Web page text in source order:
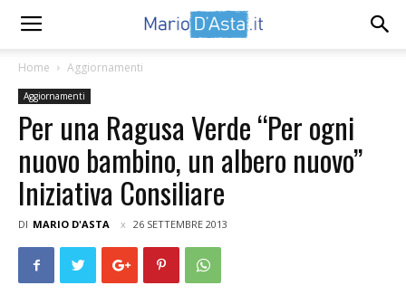
Home Aggiornamenti
Aggiornamenti
Per una Ragusa Verde “Per ogni
nuovo bambino, un albero nuovo”
Iniziativa Consiliare
DI MARIO D'ASTA 26 SETTEMBRE 2013